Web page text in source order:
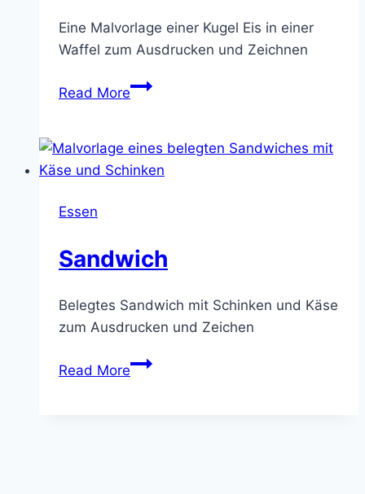
Eine Malvorlage einer Kugel Eis in einer
Waffel zum Ausdrucken und Zeichnen
Read MoreEis
Waffel
Essen
Sandwich
Belegtes Sandwich mit Schinken und Käse
zum Ausdrucken und Zeichen
Read MoreSandwich